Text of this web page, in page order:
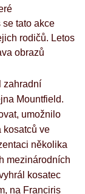
se tato akce
rodičů. Letos
obrazů
zahradní
Mountfield.
umožnilo
kosatců ve
několika
mezinárodních
kosatec
na Franciris